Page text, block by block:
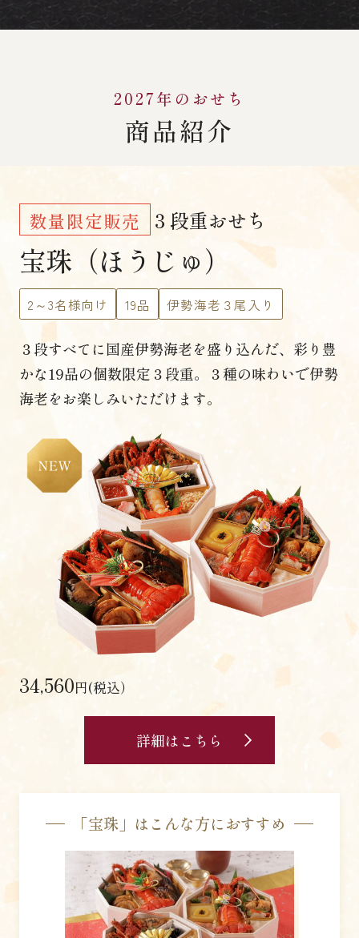
2027年のおせち
商品紹介
数量限定販売 ３段重おせち
宝珠（ほうじゅ）
2～3名様向け 19品 伊勢海老３尾入り
３段すべてに国産伊勢海老を盛り込んだ、 彩り豊
かな19品の個数限定３段重。
３種の味わいで伊勢
海老をお楽しみいただけます。
34,560円(税込）
詳細はこちら
「宝珠」はこんな方におすすめ